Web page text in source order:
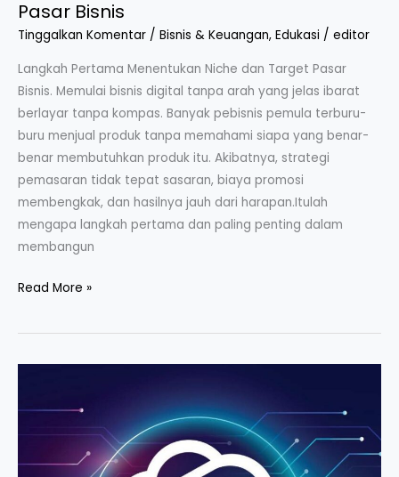
Pasar Bisnis
Tinggalkan Komentar / Bisnis & Keuangan, Edukasi / editor
Langkah Pertama Menentukan Niche dan Target Pasar
Bisnis. Memulai bisnis digital tanpa arah yang jelas ibarat
berlayar tanpa kompas. Banyak pebisnis pemula terburu-
buru menjual produk tanpa memahami siapa yang benar-
benar membutuhkan produk itu. Akibatnya, strategi
pemasaran tidak tepat sasaran, biaya promosi
membengkak, dan hasilnya jauh dari harapan.Itulah
mengapa langkah pertama dan paling penting dalam
membangun
Read More »
Bisnis